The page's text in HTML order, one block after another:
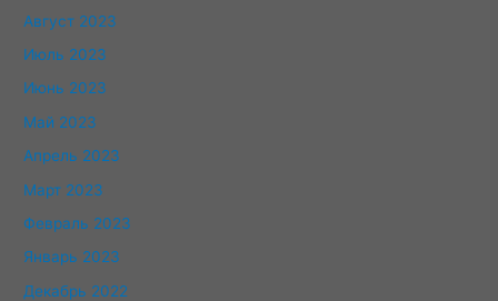
Август 2023
Июль 2023
Июнь 2023
Май 2023
Апрель 2023
Март 2023
Февраль 2023
Январь 2023
Декабрь 2022